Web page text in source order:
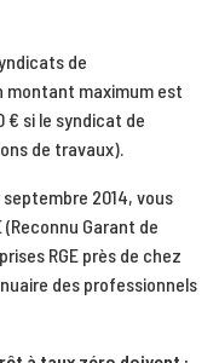
de
montant maximum est
€ si le syndicat de
de travaux).
2014, vous
Garant de
RGE près de chez
des professionnels